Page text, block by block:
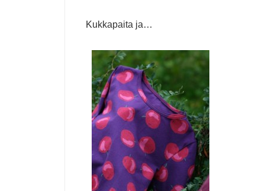
Kukkapaita ja…